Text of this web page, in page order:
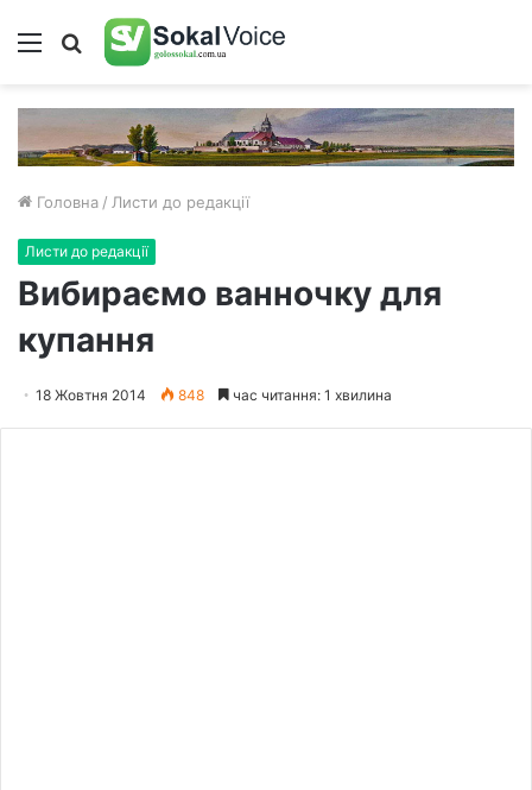
Меню Пошук
Головна / Листи до редакції
Листи до редакції
Вибираємо ванночку для
купання
18 Жовтня 2014 848 час читання: 1 хвилина